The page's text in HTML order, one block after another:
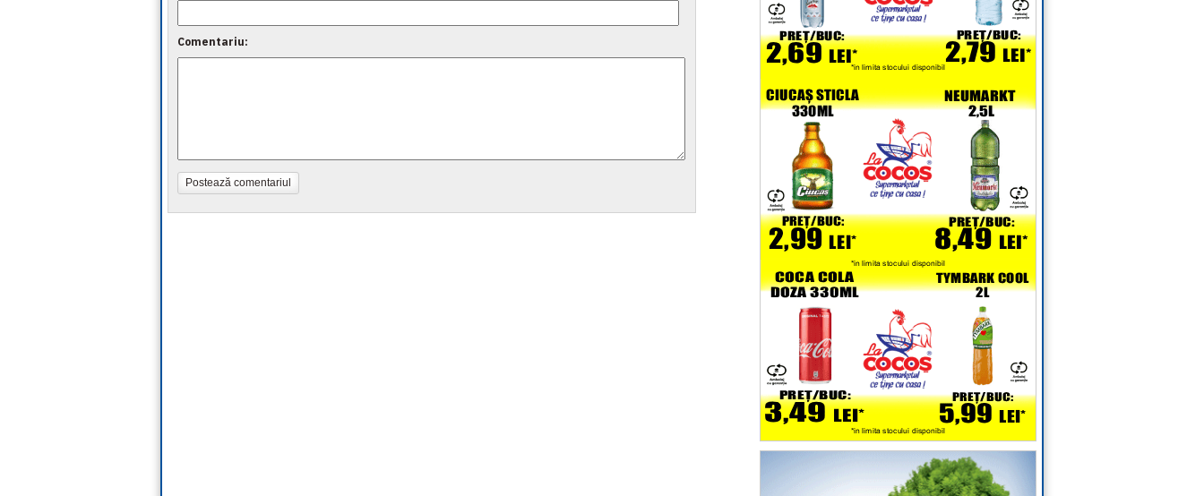
Comentariu:
Postează comentariul